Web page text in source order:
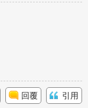
回覆 引用